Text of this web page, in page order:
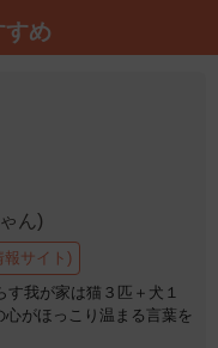
すめ
ん)
報サイト)
我が家は猫３匹＋犬１
がほっこり温まる言葉を